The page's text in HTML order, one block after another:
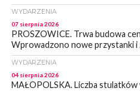
WYDARZENIA
07 sierpnia 2026
PROSZOWICE. Trwa budowa
Wprowadzono nowe przystanki i
WYDARZENIA
04 sierpnia 2026
MAŁOPOLSKA. Liczba stulatków